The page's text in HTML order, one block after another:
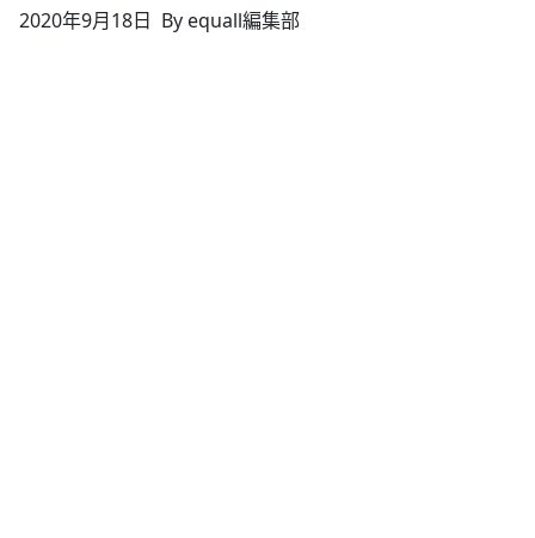
2020年9月18日 By equall編集部